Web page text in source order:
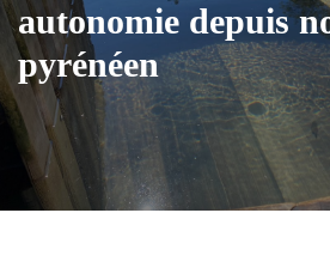
autonomie depuis
pyrénéen